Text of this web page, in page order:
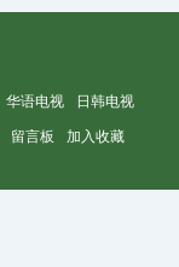
华语电视 日韩电视
留言板 加入收藏